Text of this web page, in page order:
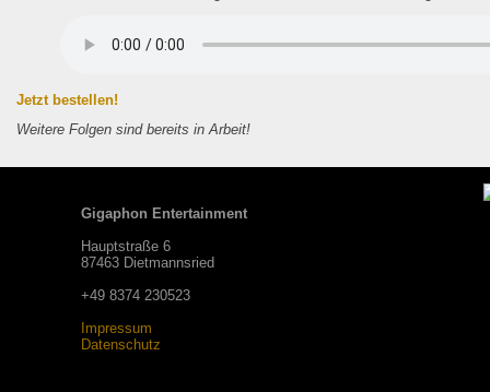
Jetzt bestellen!
Weitere Folgen sind bereits in Arbeit!
Gigaphon Entertainment
Hauptstraße 6
87463 Dietmannsried
+49 8374 230523
Impressum
Datenschutz